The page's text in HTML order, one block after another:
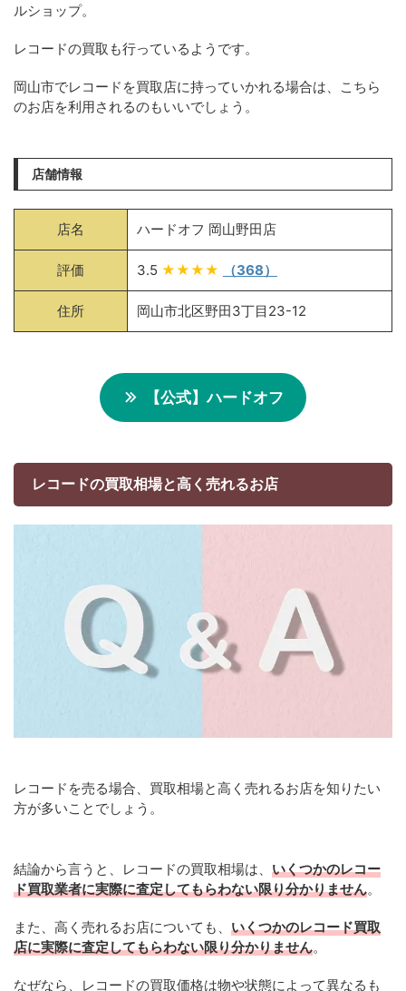
ルショップ。
レコードの買取も行っているようです。
岡山市でレコードを買取店に持っていかれる場合は、こちら
のお店を利用されるのもいいでしょう。
店舗情報
店名 ハードオフ 岡山野田店
評価 3.5 ★★★★ （368）
住所 岡山市北区野田3丁目23-12
【公式】ハードオフ
レコードの買取相場と高く売れるお店
レコードを売る場合、買取相場と高く売れるお店を知りたい
方が多いことでしょう。
結論から言うと、レコードの買取相場は、 いくつかのレコー
ド買取業者に実際に査定してもらわない限り分かりません。
また、高く売れるお店についても、 いくつかのレコード買取
店に実際に査定してもらわない限り分かりません。
なぜなら、レコードの買取価格は物や状態によって異なるも